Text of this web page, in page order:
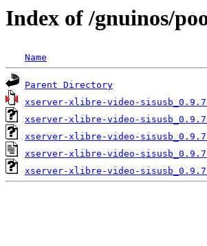
Index of /gnuinos/
Name
Parent Directory
xserver-xlibre-video-
xserver-xlibre-video-
xserver-xlibre-video-
xserver-xlibre-video-
xserver-xlibre-video-